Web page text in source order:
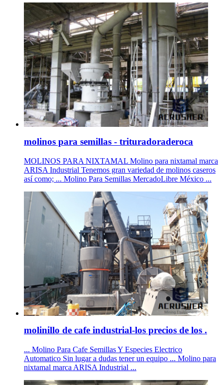
molinos para semillas - trituradoraderoca
MOLINOS PARA NIXTAMAL Molino para nixtamal marca
ARISA Industrial Tenemos gran variedad de molinos caseros
así como; ... Molino Para Semillas MercadoLibre México ...
molinillo de cafe industrial-los precios de los .
... Molino Para Cafe Semillas Y Especies Electrico
Automatico Sin lugar a dudas tener un equipo ... Molino para
nixtamal marca ARISA Industrial ...